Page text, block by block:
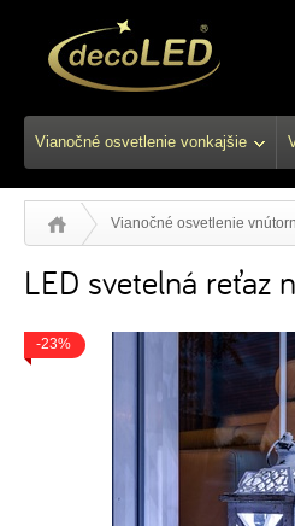
Vianočné osvetlenie vonkajšie
Vianočné osvetlenie
LED svetelná reťaz
-23%